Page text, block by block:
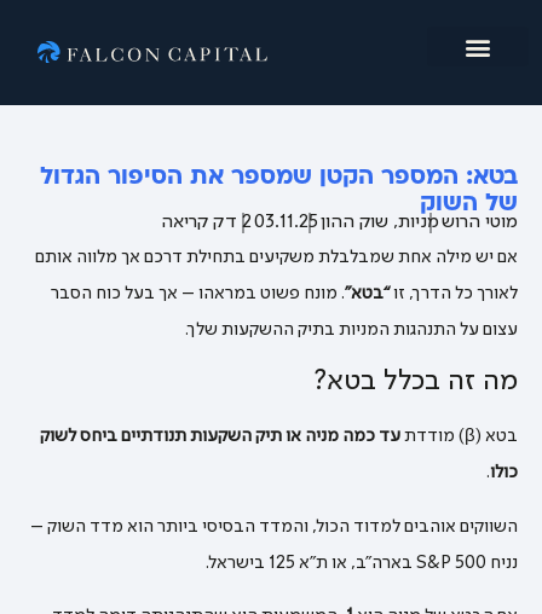
בטא: המספר הקטן שמספר את הסיפור הגדול
של השוק
מוטי הרושמניות, שוק ההון03.11.252 דק קריאה
אם יש מילה אחת שמבלבלת משקיעים בתחילת דרכם אך מלווה אותם
לאורך כל הדרך, זו“בטא”. מונח פשוט במראהו – אך בעל כוח הסבר
עצום על התנהגות המניות בתיק ההשקעות שלך.
מה זה בכלל בטא?
בטא (β) מודדת עד כמה מניה או תיק השקעות תנודתיים ביחס לשוק
כולו.
השווקים אוהבים למדוד הכול, והמדד הבסיסי ביותר הוא מדד השוק –
נניח S&P 500 בארה״ב, או ת״א 125 בישראל.